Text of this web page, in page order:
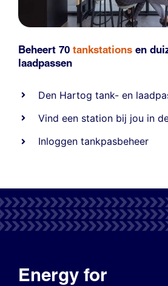
Beheert 70 tankstations en
laadpassen
Den Hartog tank- en
Vind een station bij jou in
Inloggen tankpasbeheer
Energy for